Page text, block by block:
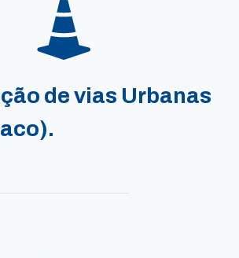
de vias Urbanas